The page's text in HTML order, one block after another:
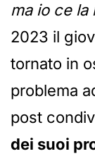
ma io ce la
2023 il
tornato in
problema
post
dei suoi